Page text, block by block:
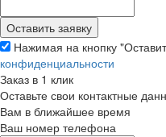
Нажимая на кнопку
конфиденциальности
Заказ в 1 клик
Оставьте свои контактные
Вам в ближайшее время
Ваш номер телефона